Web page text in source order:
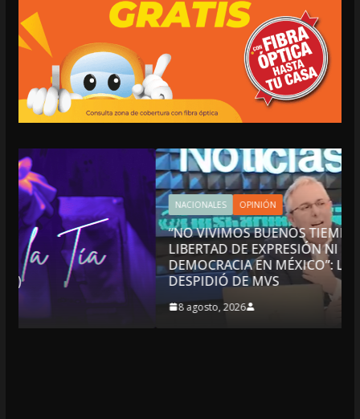
NACIONALES OPINIÓN
“NO VIVIMOS BUENOS TIEMPOS PARA LA
LIBERTAD DE EXPRESIÓN NI PARA LA
DEMOCRACIA EN MÉXICO”: LUIS CÁRDENAS; SE
DESPIDIÓ DE MVS
8 agosto, 2026